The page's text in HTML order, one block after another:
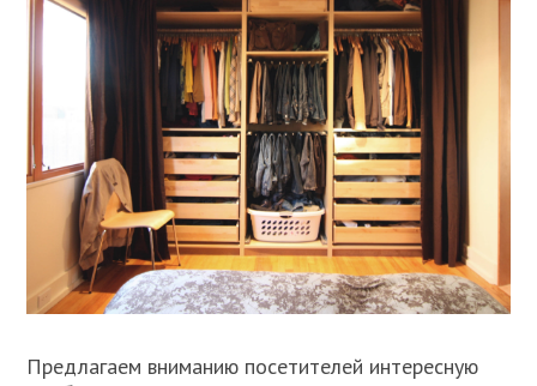
Предлагаем вниманию посетителей интересную